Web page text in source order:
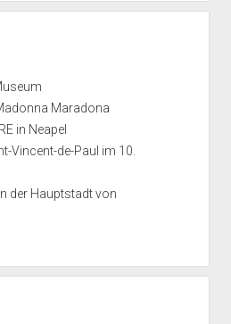
Maradona
in Neapel
Vincent-de-Paul im 10.
der Hauptstadt von